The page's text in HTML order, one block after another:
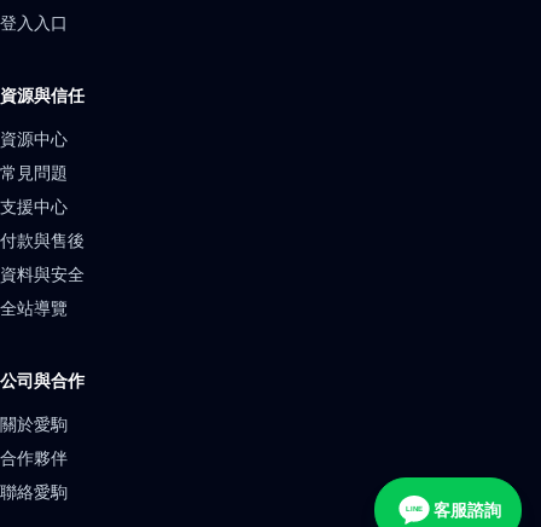
登入入口
資源與信任
資源中心
常見問題
支援中心
付款與售後
資料與安全
全站導覽
公司與合作
關於愛駒
合作夥伴
聯絡愛駒
LINE 客服諮詢